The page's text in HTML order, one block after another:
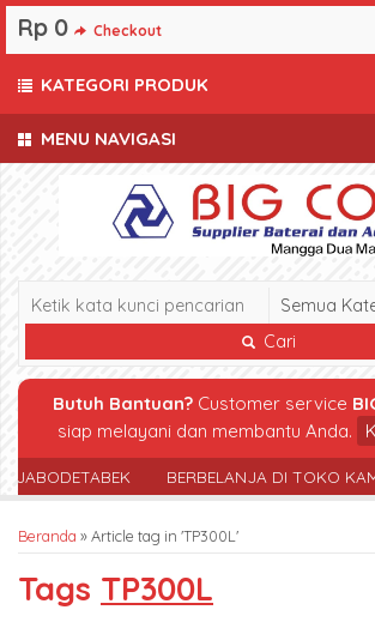
MENU NAVIGASI
Cari
Butuh Bantuan? Customer service
siap melayani dan membantu Anda.
JABODETABEK BERBELANJA DI TOKO
Beranda »Article tag in 'TP300L'
Tags TP300L
Rp 0 Checkout
KATEGORI PRODUK